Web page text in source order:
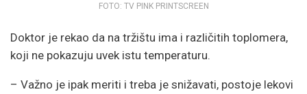
FOTO: TV PINK PRINTSCREEN
Doktor je rekao da na tržištu ima i različitih toplomera,
koji ne pokazuju uvek istu temperaturu.
– Važno je ipak meriti i treba je snižavati, postoje lekovi